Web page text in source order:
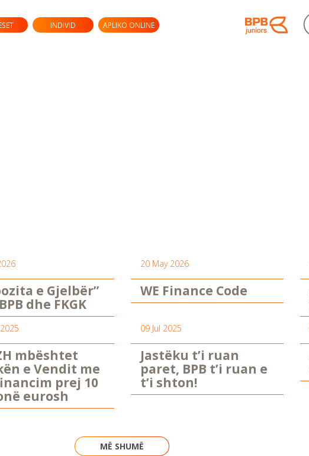
INDIVID APLIKO ONLINE
e Gjelbër”
dhe FKGK
20 May 2026
WE Finance Code
mbështet
e Vendit me
prej 10
eurosh
09 Jul 2025
Jastëku t’i ruan
paret, BPB t’i ruan e
t’i shton!
MË SHUMË